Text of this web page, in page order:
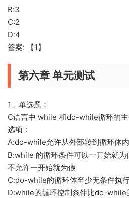
B:3
C:2
D:4
答案: 【1】
第六章 单元测试
1、单选题：
C语言中 while 和do-while循环的主
选项：
A:do-while允许从外部转到循环体内
B:while 的循环条件可以一开始就
不允许一开始就为假
C:do-while的循环体至少无条件执
D:while的循环控制条件比do-while